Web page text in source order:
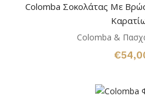
Colomba Σοκολάτας Με
Colomba &
€